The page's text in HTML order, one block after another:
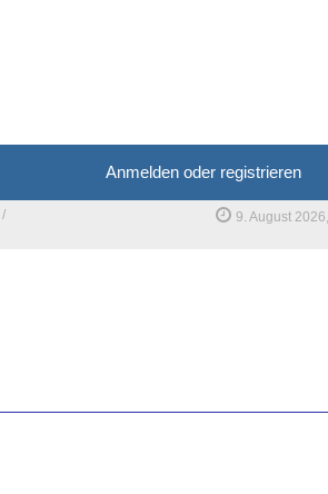
Anmelden oder registrieren
9. August